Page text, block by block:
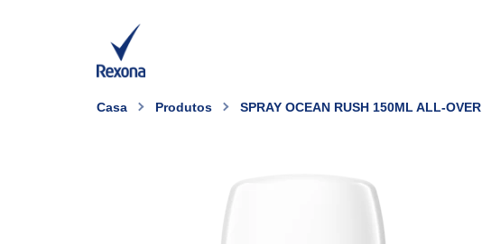
Casa Produtos SPRAY OCEAN RUSH 150ML ALL-OVER